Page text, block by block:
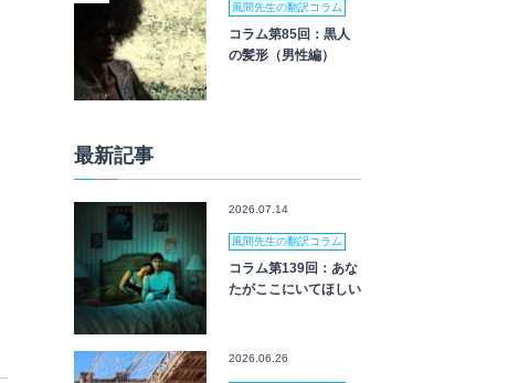
風間先生の翻訳コラム
コラム第85回：黒人
の髪形（男性編）
最新記事
2026.07.14
風間先生の翻訳コラム
コラム第139回：あな
たがここにいてほしい
2026.06.26